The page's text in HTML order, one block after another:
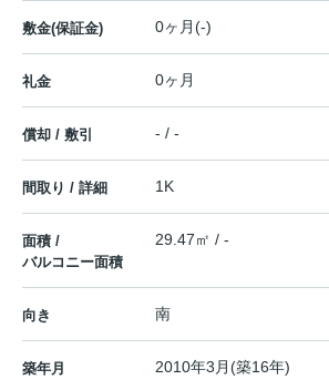
敷金(保証金) 0ヶ月(-)
礼金 0ヶ月
償却 / 敷引 - / -
間取り / 詳細 1K
面積 /
バルコニー面積
29.47㎡ / -
向き 南
築年月 2010年3月(築16年)